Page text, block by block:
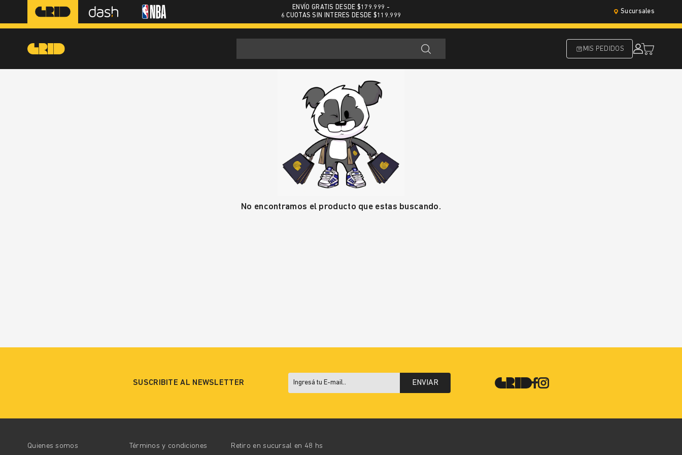
ENVÍO GRATIS DESDE $179.999 -
6 CUOTAS SIN INTERES DESDE $119.999
Sucursales
MIS PEDIDOS
No encontramos el producto que estas buscando.
SUSCRIBITE AL NEWSLETTER ENVIAR
Quienes somos Términos y condiciones Retiro en sucursal en 48 hs